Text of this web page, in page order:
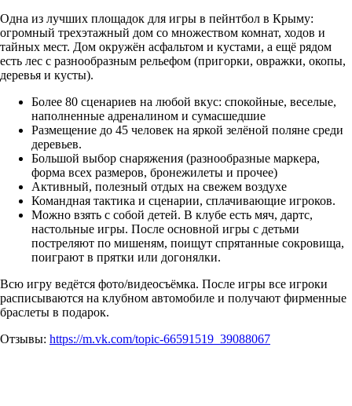
Одна из лучших площадок для игры в пейнтбол в Крыму:
огромный трехэтажный дом со множеством комнат, ходов и
тайных мест. Дом окружён асфальтом и кустами, а ещё рядом
есть лес с разнообразным рельефом (пригорки, овражки, окопы,
деревья и кусты).
Более 80 сценариев на любой вкус: спокойные, веселые,
наполненные адреналином и сумасшедшие
Размещение до 45 человек на яркой зелёной поляне среди
деревьев.
Большой выбор снаряжения (разнообразные маркера,
форма всех размеров, бронежилеты и прочее)
Активный, полезный отдых на свежем воздухе
Командная тактика и сценарии, сплачивающие игроков.
Можно взять с собой детей. В клубе есть мяч, дартс,
настольные игры. После основной игры с детьми
постреляют по мишеням, поищут спрятанные сокровища,
поиграют в прятки или догонялки.
Всю игру ведётся фото/видеосъёмка. После игры все игроки
расписываются на клубном автомобиле и получают фирменные
браслеты в подарок.
Отзывы: https://m.vk.com/topic-66591519_39088067